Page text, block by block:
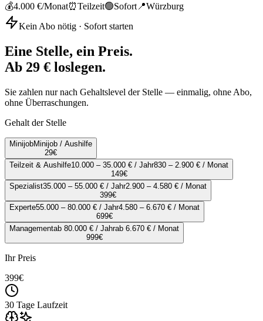
💰4.000 €/Monat⏰Teilzeit🟢Sofort 📍Würzburg
Kein Abo nötig · Sofort starten
Eine Stelle, ein Preis.
Ab 29 € loslegen.
Sie zahlen nur nach Gehaltslevel der Stelle — einmalig, ohne Abo,
ohne Überraschungen.
Gehalt der Stelle
MinijobMinijob / Aushilfe
29€
Teilzeit & Aushilfe10.000 – 35.000 € / Jahr830 – 2.900 € / Monat
149€
Spezialist35.000 – 55.000 € / Jahr2.900 – 4.580 € / Monat
399€
Experte55.000 – 80.000 € / Jahr4.580 – 6.670 € / Monat
699€
Managementab 80.000 € / Jahrab 6.670 € / Monat
999€
Ihr Preis
399€
30 Tage Laufzeit